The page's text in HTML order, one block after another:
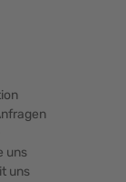
uns
uns